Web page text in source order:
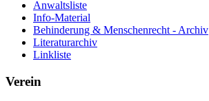
Anwaltsliste
Info-Material
Behinderung & Menschenrecht - Archiv
Literaturarchiv
Linkliste
Verein